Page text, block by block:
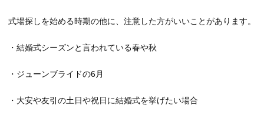
式場探しを始める時期の他に、注意した方がいいことがあります。
・結婚式シーズンと言われている春や秋
・ジューンブライドの6月
・大安や友引の土日や祝日に結婚式を挙げたい場合